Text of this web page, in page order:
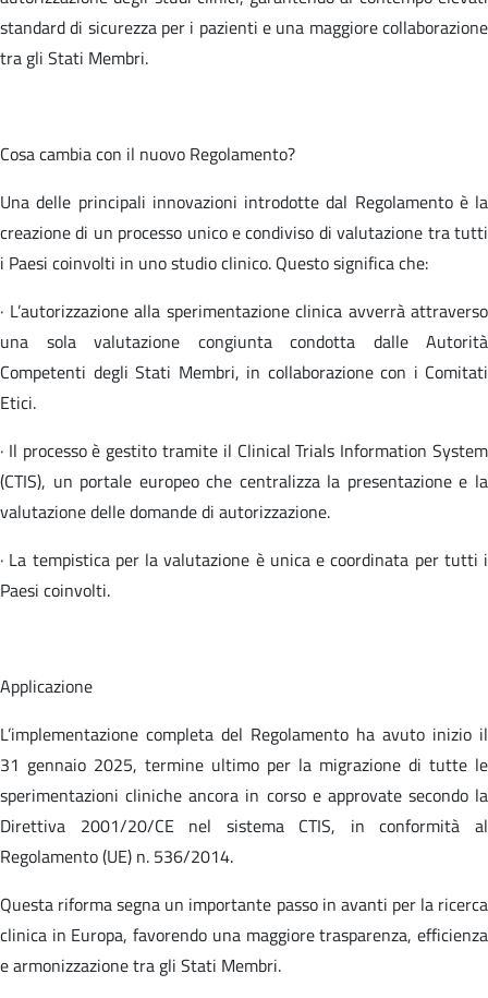
standard di sicurezza per i pazienti e una maggiore collaborazione
tra gli Stati Membri.
Cosa cambia con il nuovo Regolamento?
Una delle principali innovazioni introdotte dal Regolamento è la
creazione di un processo unico e condiviso di valutazione tra tutti
i Paesi coinvolti in uno studio clinico. Questo significa che:
· L’autorizzazione alla sperimentazione clinica avverrà attraverso
una sola valutazione congiunta condotta dalle Autorità
Competenti degli Stati Membri, in collaborazione con i Comitati
Etici.
· Il processo è gestito tramite il Clinical Trials Information System
(CTIS), un portale europeo che centralizza la presentazione e la
valutazione delle domande di autorizzazione.
· La tempistica per la valutazione è unica e coordinata per tutti i
Paesi coinvolti.
Applicazione
L’implementazione completa del Regolamento ha avuto inizio il
31 gennaio 2025, termine ultimo per la migrazione di tutte le
sperimentazioni cliniche ancora in corso e approvate secondo la
Direttiva 2001/20/CE nel sistema CTIS, in conformità al
Regolamento (UE) n. 536/2014.
Questa riforma segna un importante passo in avanti per la ricerca
clinica in Europa, favorendo una maggiore trasparenza, efficienza
e armonizzazione tra gli Stati Membri.